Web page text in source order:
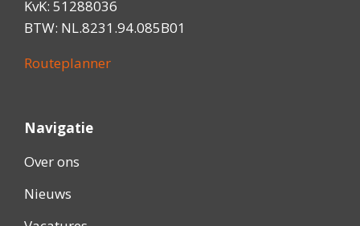
KvK: 51288036
BTW: NL.8231.94.085B01
Routeplanner
Navigatie
Over ons
Nieuws